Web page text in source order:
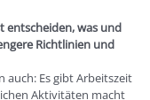
entscheiden, was und
Richtlinien und
auch: Es gibt Arbeitszeit
Aktivitäten macht